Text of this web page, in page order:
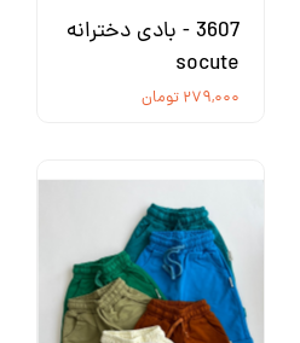
3607 - بادی دخترانه
socute
۲۷۹,۰۰۰ تومان